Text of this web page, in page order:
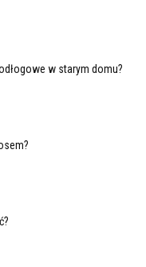
w starym domu?